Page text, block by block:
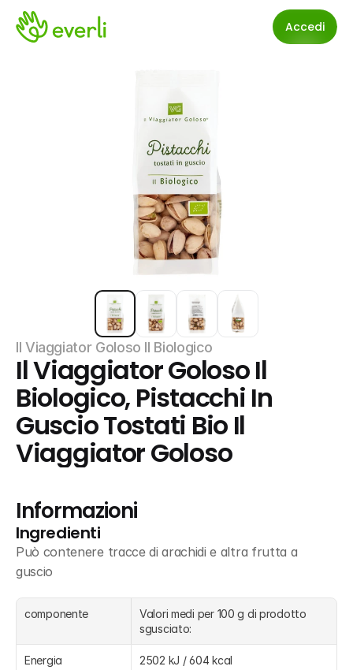
Accedi
Il Viaggiator Goloso Il Biologico
Il Viaggiator Goloso Il
Biologico, Pistacchi In
Guscio Tostati Bio Il
Viaggiator Goloso
Informazioni
Ingredienti
Può contenere tracce di arachidi e altra frutta a
guscio
componente
Valori medi per 100 g di prodotto
sgusciato:
Energia 2502 kJ / 604 kcal